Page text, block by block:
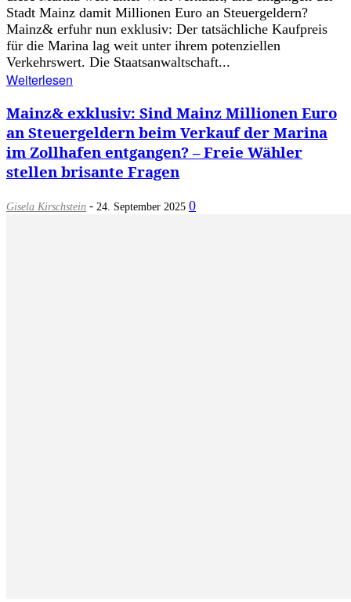
Stadt Mainz damit Millionen Euro an Steuergeldern?
Mainz& erfuhr nun exklusiv: Der tatsächliche Kaufpreis
für die Marina lag weit unter ihrem potenziellen
Verkehrswert. Die Staatsanwaltschaft...
Weiterlesen
Mainz& exklusiv: Sind Mainz Millionen Euro
an Steuergeldern beim Verkauf der Marina
im Zollhafen entgangen? – Freie Wähler
stellen brisante Fragen
Gisela Kirschstein - 24. September 2025 0